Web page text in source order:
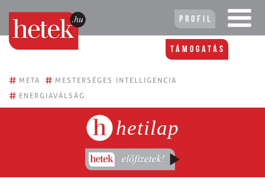
Profil
Támogatás
# META # MESTERSÉGES INTELLIGENCIA
# ENERGIAVÁLSÁG
hetilap